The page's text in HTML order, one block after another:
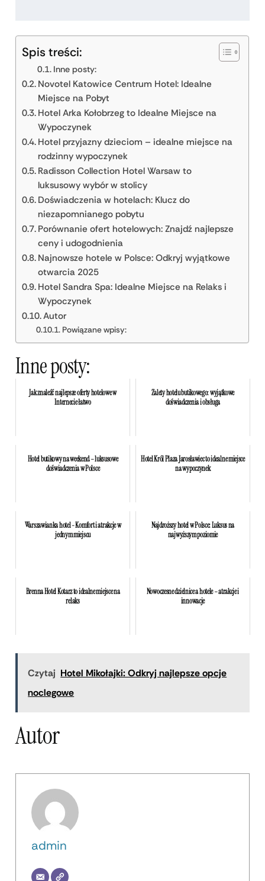
Spis treści:
Inne posty:
Novotel Katowice Centrum Hotel: Idealne
Miejsce na Pobyt
Hotel Arka Kołobrzeg to Idealne Miejsce na
Wypoczynek
Hotel przyjazny dzieciom – idealne miejsce na
rodzinny wypoczynek
Radisson Collection Hotel Warsaw to
luksusowy wybór w stolicy
Doświadczenia w hotelach: Klucz do
niezapomnianego pobytu
Porównanie ofert hotelowych: Znajdź najlepsze
ceny i udogodnienia
Najnowsze hotele w Polsce: Odkryj wyjątkowe
otwarcia 2025
Hotel Sandra Spa: Idealne Miejsce na Relaks i
Wypoczynek
Autor
Powiązane wpisy:
Inne posty:
Jak znaleźć najlepsze oferty hotelowe w
Internecie łatwo
Zalety hotelu butikowego: wyjątkowe
doświadczenia i obsługa
Hotel butikowy na weekend – luksusowe
doświadczenia w Polsce
Hotel Król Plaza Jarosławiec to idealne miejsce
na wypoczynek
Warszawianka hotel - Komfort i atrakcje w
jednym miejscu
Najdroższy hotel w Polsce: Luksus na
najwyższym poziomie
Brenna Hotel Kotarz to idealne miejsce na
relaks
Nowoczesne dzielnice a hotele – atrakcje i
innowacje
Czytaj Hotel Mikołajki: Odkryj najlepsze opcje
noclegowe
Autor
admin